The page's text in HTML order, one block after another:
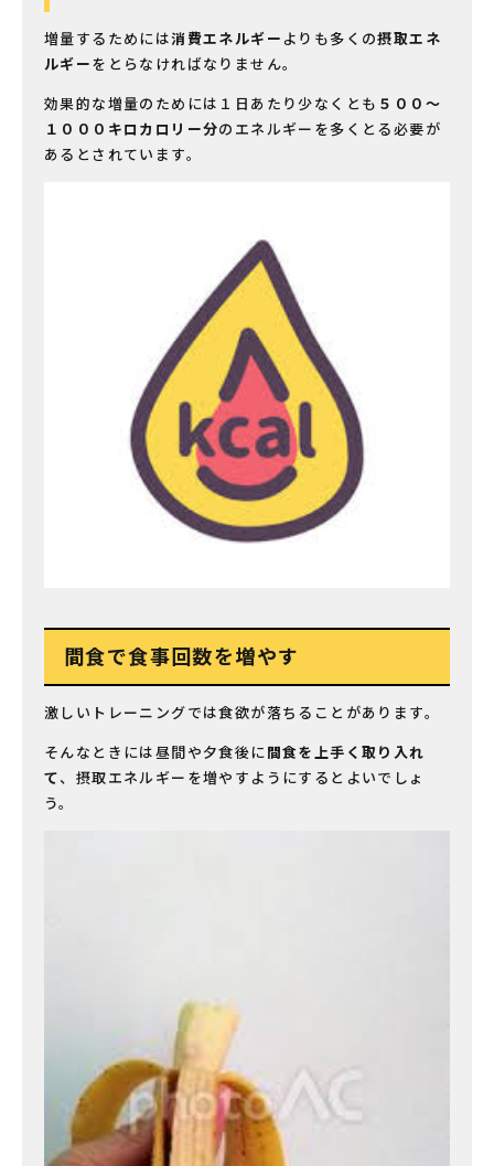
増量するためには消費エネルギーよりも多くの摂取エネ
ルギーをとらなければなりません。
効果的な増量のためには１日あたり少なくとも ５００〜
１０００キロカロリー分のエネルギーを多くとる必要が
あるとされています。
間食で食事回数を増やす
激しいトレーニングでは食欲が落ちることがあります。
そんなときには昼間や夕食後に間食を上手く取り入れ
て、摂取エネルギーを増やすようにするとよいでしょ
う。